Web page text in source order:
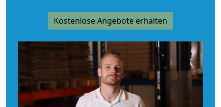
Kostenlose Angebote erhalten